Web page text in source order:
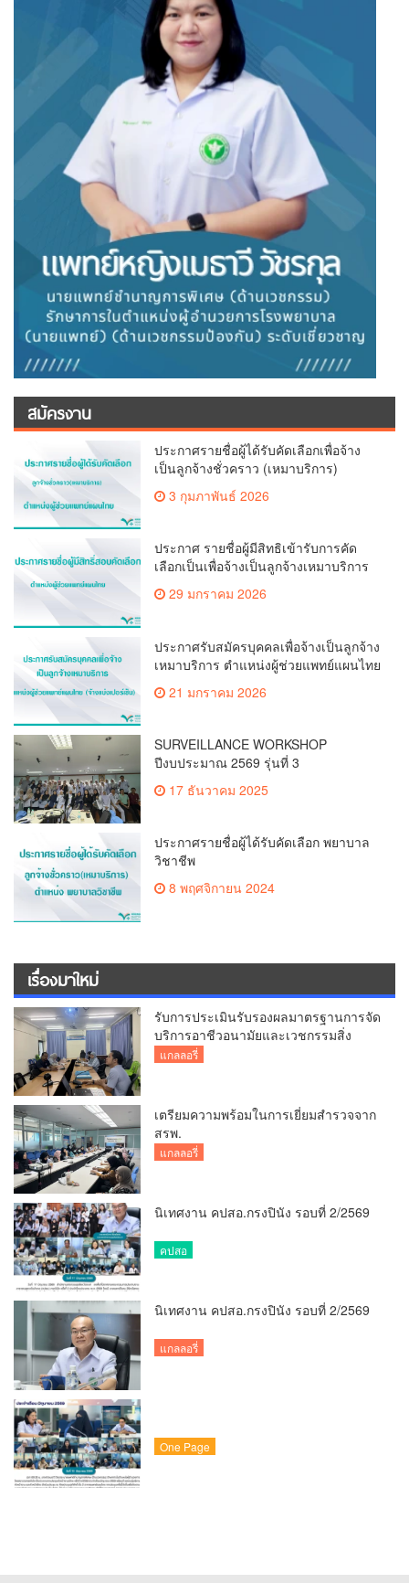
สมัครงาน
ประกาศรายชื่อผู้ได้รับคัดเลือกเพื่อจ้าง
เป็นลูกจ้างชั่วคราว (เหมาบริการ)
3 กุมภาพันธ์ 2026
ประกาศ รายชื่อผู้มีสิทธิเข้ารับการคัด
เลือกเป็นเพื่อจ้างเป็นลูกจ้างเหมาบริการ
ตำแหน่ง ผู้ช่วยแพทย์แผนไทย(จ้างแบ่ง
เปอร์เซ็น)
29 มกราคม 2026
ประกาศรับสมัครบุคคลเพื่อจ้างเป็นลูกจ้าง
เหมาบริการ ตำแหน่งผู้ช่วยแพทย์แผนไทย
21 มกราคม 2026
SURVEILLANCE WORKSHOP
ปีงบประมาณ 2569 รุ่นที่ 3
17 ธันวาคม 2025
ประกาศรายชื่อผู้ได้รับคัดเลือก พยาบาล
วิชาชีพ
8 พฤศจิกายน 2024
เรื่องมาใหม่
รับการประเมินรับรองผลมาตรฐานการจัด
บริการอาชีวอนามัยและเวชกรรมสิ่ง
แวดล้อม
แกลลอรี่
เตรียมความพร้อมในการเยี่ยมสำรวจจาก
สรพ.
แกลลอรี่
นิเทศงาน คปสอ.กรงปินัง รอบที่ 2/2569
คปสอ
นิเทศงาน คปสอ.กรงปินัง รอบที่ 2/2569
แกลลอรี่
One Page